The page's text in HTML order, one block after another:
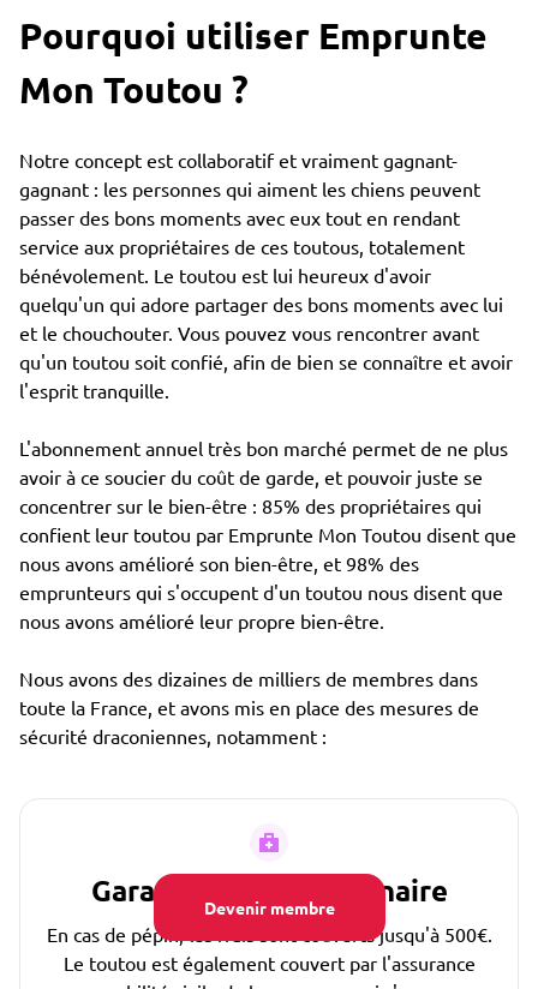
Devenir membre
Pourquoi utiliser Emprunte
Mon Toutou ?
Notre concept est collaboratif et vraiment gagnant-
gagnant : les personnes qui aiment les chiens peuvent
passer des bons moments avec eux tout en rendant
service aux propriétaires de ces toutous, totalement
bénévolement. Le toutou est lui heureux d'avoir
quelqu'un qui adore partager des bons moments avec lui
et le chouchouter. Vous pouvez vous rencontrer avant
qu'un toutou soit confié, afin de bien se connaître et avoir
l'esprit tranquille.
L'abonnement annuel très bon marché permet de ne plus
avoir à ce soucier du coût de garde, et pouvoir juste se
concentrer sur le bien-être : 85% des propriétaires qui
confient leur toutou par Emprunte Mon Toutou disent que
nous avons amélioré son bien-être, et 98% des
emprunteurs qui s'occupent d'un toutou nous disent que
nous avons amélioré leur propre bien-être.
Nous avons des dizaines de milliers de membres dans
toute la France, et avons mis en place des mesures de
sécurité draconiennes, notamment :
Garantie Frais Vétérinaire
En cas de pépin, les frais sont couverts jusqu'à 500€.
Le toutou est également couvert par l'assurance